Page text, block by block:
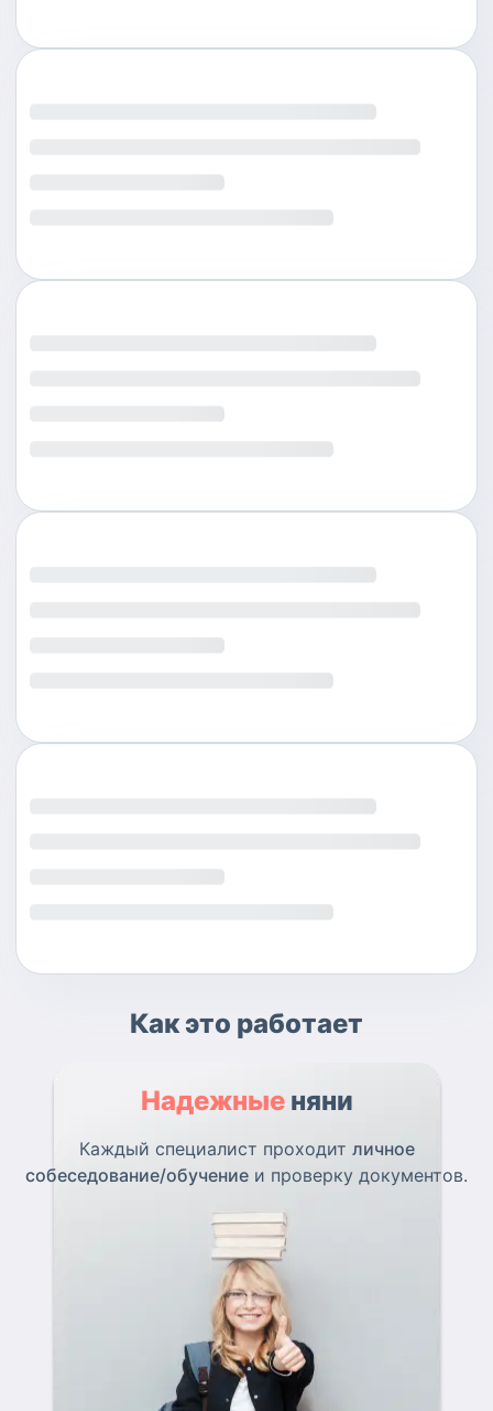
Как это работает
Надежные няни
Каждый специалист проходит личное
собеседование/обучение и проверку документов.